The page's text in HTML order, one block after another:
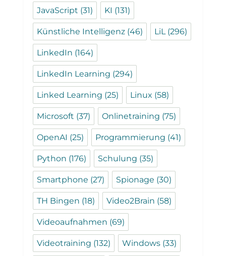
JavaScript (31) KI (131)
Künstliche Intelligenz (46) LiL(296)
LinkedIn (164)
LinkedIn Learning (294)
Linked Learning (25) Linux (58)
Microsoft (37) Onlinetraining (75)
OpenAI (25) Programmierung (41)
Python (176) Schulung (35)
Smartphone (27) Spionage (30)
TH Bingen (18) Video2Brain (58)
Videoaufnahmen (69)
Videotraining (132) Windows (33)